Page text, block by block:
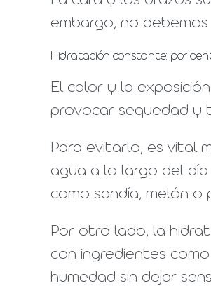
embargo, no
Hidratación constante: por
El calor y la
provocar sequedad y
Para evitarlo, es vital
agua a lo largo del
como sandía, melón o
Por otro lado, la
con ingredientes
humedad sin dejar